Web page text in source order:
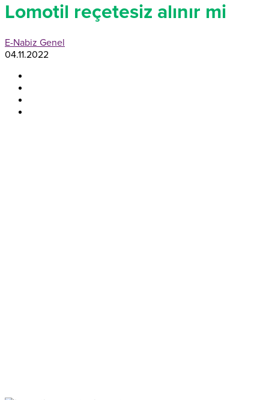
Lomotil reçetesiz alınır mi
E-Nabiz Genel
04.11.2022